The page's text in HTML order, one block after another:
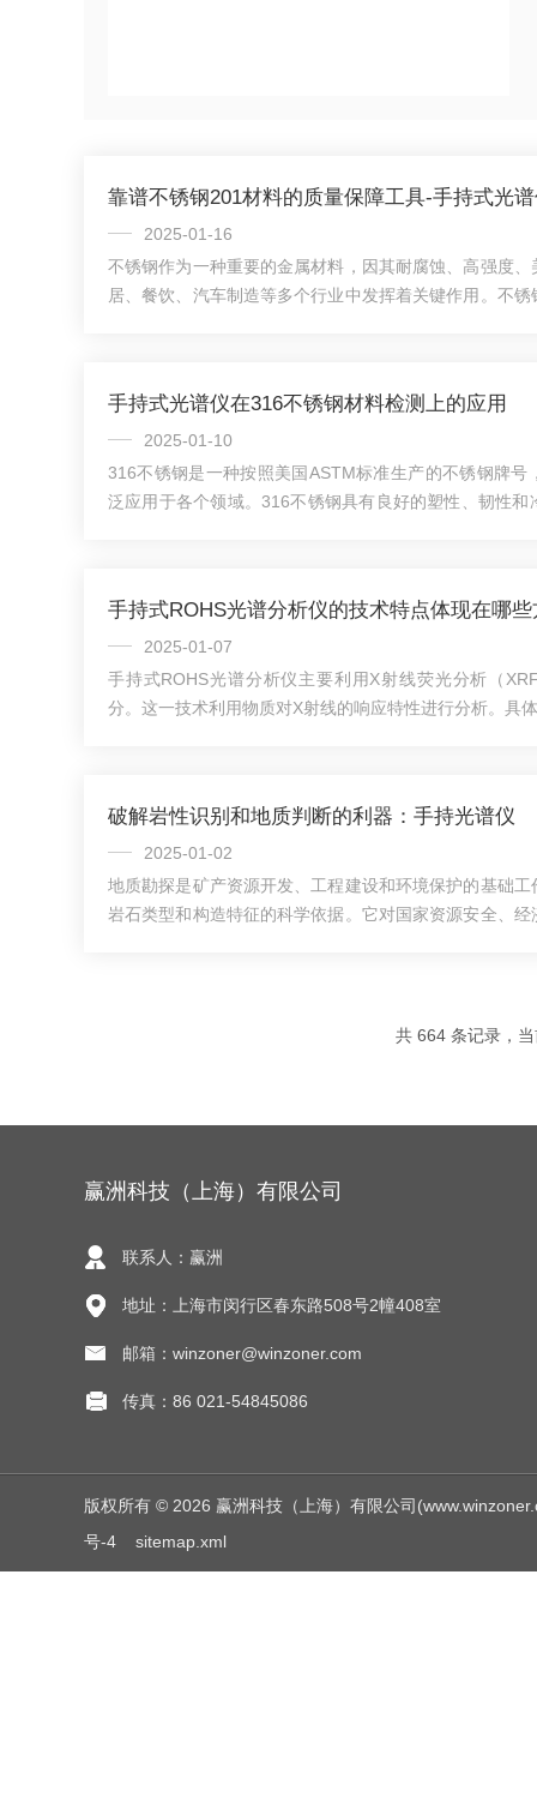
靠谱不锈钢201材料的质量保障工具-手持式光
2025-01-16
不锈钢作为一种重要的金属材料，因其耐腐蚀、高强度
居、餐饮、汽车制造等多个行业中发挥着关键作用。不
筑、家具等行业对201不锈钢的需求保持稳定增长，推
大。质量保障对于不锈钢的生产和使用至关重要。只...
手持式光谱仪在316不锈钢材料检测上的应用
2025-01-10
316不锈钢是一种按照美国ASTM标准生产的不锈钢牌号
泛应用于各个领域。316不锈钢具有良好的塑性、韧性和
持良好的力学性能和稳定性。316不锈钢的主要化学成分
其中，铬元素赋予其优异的耐腐蚀性能;...
手持式ROHS光谱分析仪的技术特点体现在哪
2025-01-07
手持式ROHS光谱分析仪主要利用X射线荧光分析（
分。这一技术利用物质对X射线的响应特性进行分析。具
的实验室设备相比，具有以下特点：1.便携性：设备小
接在现场进行分析。2.快速检测：能够在...
破解岩性识别和地质判断的利器：手持光谱仪
2025-01-02
地质勘探是矿产资源开发、工程建设和环境保护的基础
岩石类型和构造特征的科学依据。它对国家资源安全、
具，如手持光谱仪，它通过分析岩石和地层元素成分，
共 664 条记录，
赢洲科技（上海）有限公司
联系人：赢洲
地址：上海市闵行区春东路508号2幢408室
邮箱：winzoner@winzoner.com
传真：86 021-54845086
版权所有 © 2026 赢洲科技（上海）有限公司
号-4
sitemap.xml